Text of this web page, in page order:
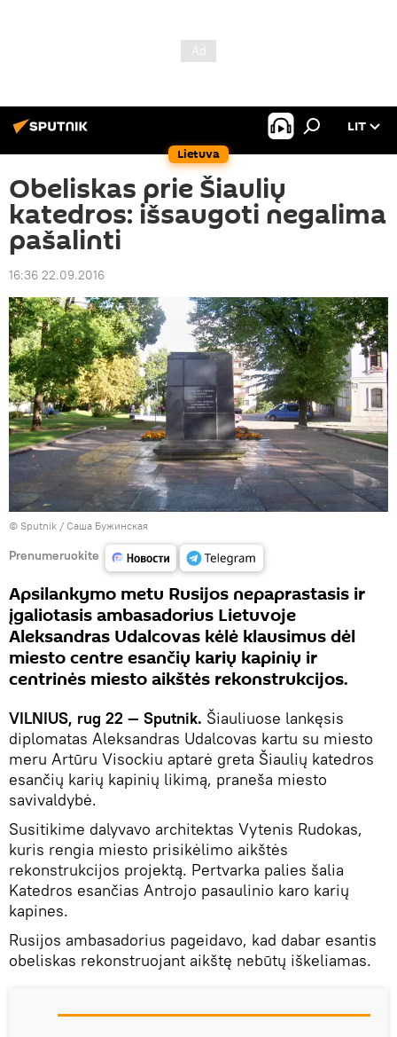
Lietuva
LIT
Obeliskas prie Šiaulių
katedros: išsaugoti negalima
pašalinti
16:36 22.09.2016
© Sputnik / Саша Бужинская
Prenumeruokite
Apsilankymo metu Rusijos nepaprastasis ir
įgaliotasis ambasadorius Lietuvoje
Aleksandras Udalcovas kėlė klausimus dėl
miesto centre esančių karių kapinių ir
centrinės miesto aikštės rekonstrukcijos.
VILNIUS, rug 22 — Sputnik. Šiauliuose lankęsis
diplomatas Aleksandras Udalcovas kartu su miesto
meru Artūru Visockiu aptarė greta Šiaulių katedros
esančių karių kapinių likimą, praneša miesto
savivaldybė.
Susitikime dalyvavo architektas Vytenis Rudokas,
kuris rengia miesto prisikėlimo aikštės
rekonstrukcijos projektą. Pertvarka palies šalia
Katedros esančias Antrojo pasaulinio karo karių
kapines.
Rusijos ambasadorius pageidavo, kad dabar esantis
obeliskas rekonstruojant aikštę nebūtų iškeliamas.